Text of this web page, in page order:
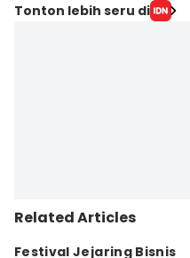
Tonton lebih seru di
Related Articles
Festival Jejaring Bisnis